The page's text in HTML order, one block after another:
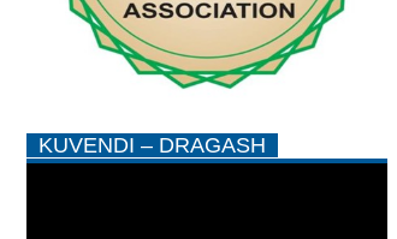
KUVENDI – DRAGASH